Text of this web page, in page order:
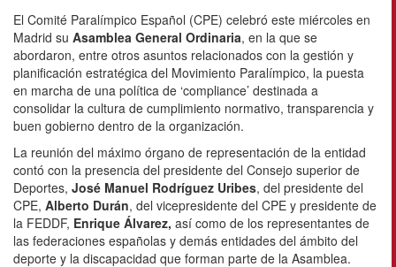
El Comité Paralímpico Español (CPE) celebró este miércoles en
Madrid su Asamblea General Ordinaria, en la que se
abordaron, entre otros asuntos relacionados con la gestión y
planificación estratégica del Movimiento Paralímpico, la puesta
en marcha de una política de ‘compliance’ destinada a
consolidar la cultura de cumplimiento normativo, transparencia y
buen gobierno dentro de la organización.
La reunión del máximo órgano de representación de la entidad
contó con la presencia del presidente del Consejo superior de
Deportes, José Manuel Rodríguez Uribes, del presidente del
CPE, Alberto Durán, del vicepresidente del CPE y presidente de
la FEDDF, Enrique Álvarez, así como de los representantes de
las federaciones españolas y demás entidades del ámbito del
deporte y la discapacidad que forman parte de la Asamblea.